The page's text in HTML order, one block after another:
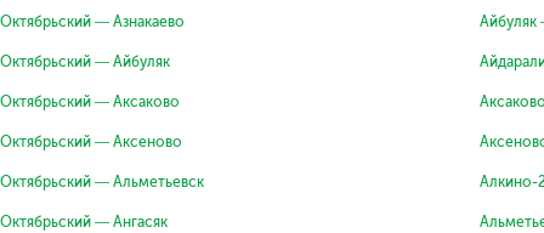
Октябрьский — Азнакаево
Октябрьский — Айбуляк
Октябрьский — Аксаково
Октябрьский — Аксеново
Октябрьский — Альметьевск
Октябрьский — Ангасяк
Айбуляк
Алкино-